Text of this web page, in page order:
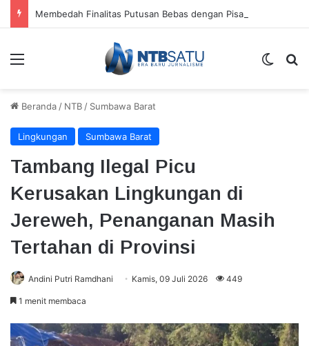
Menu
Beranda / NTB / Sumbawa Barat
Lingkungan Sumbawa Barat
Tambang Ilegal Picu
Kerusakan Lingkungan di
Jereweh, Penanganan Masih
Tertahan di Provinsi
Andini Putri Ramdhani Kamis, 09 Juli 2026 449
1 menit membaca